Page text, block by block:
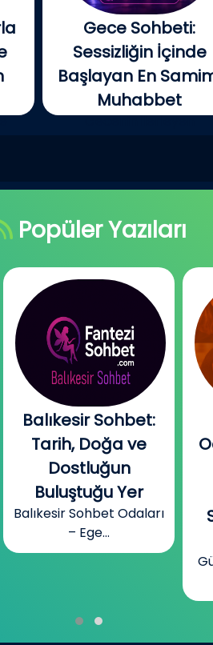
Gece Sohbeti:
Sessizliğin İçinde
Başlayan En
Muhabbet
Gecenin ilerleyen
Popüler Yazıları
Balıkesir Sohbet:
Tarih, Doğa ve
Dostluğun
Buluştuğu Yer
Balıkesir Sohbet Odaları
– Ege...